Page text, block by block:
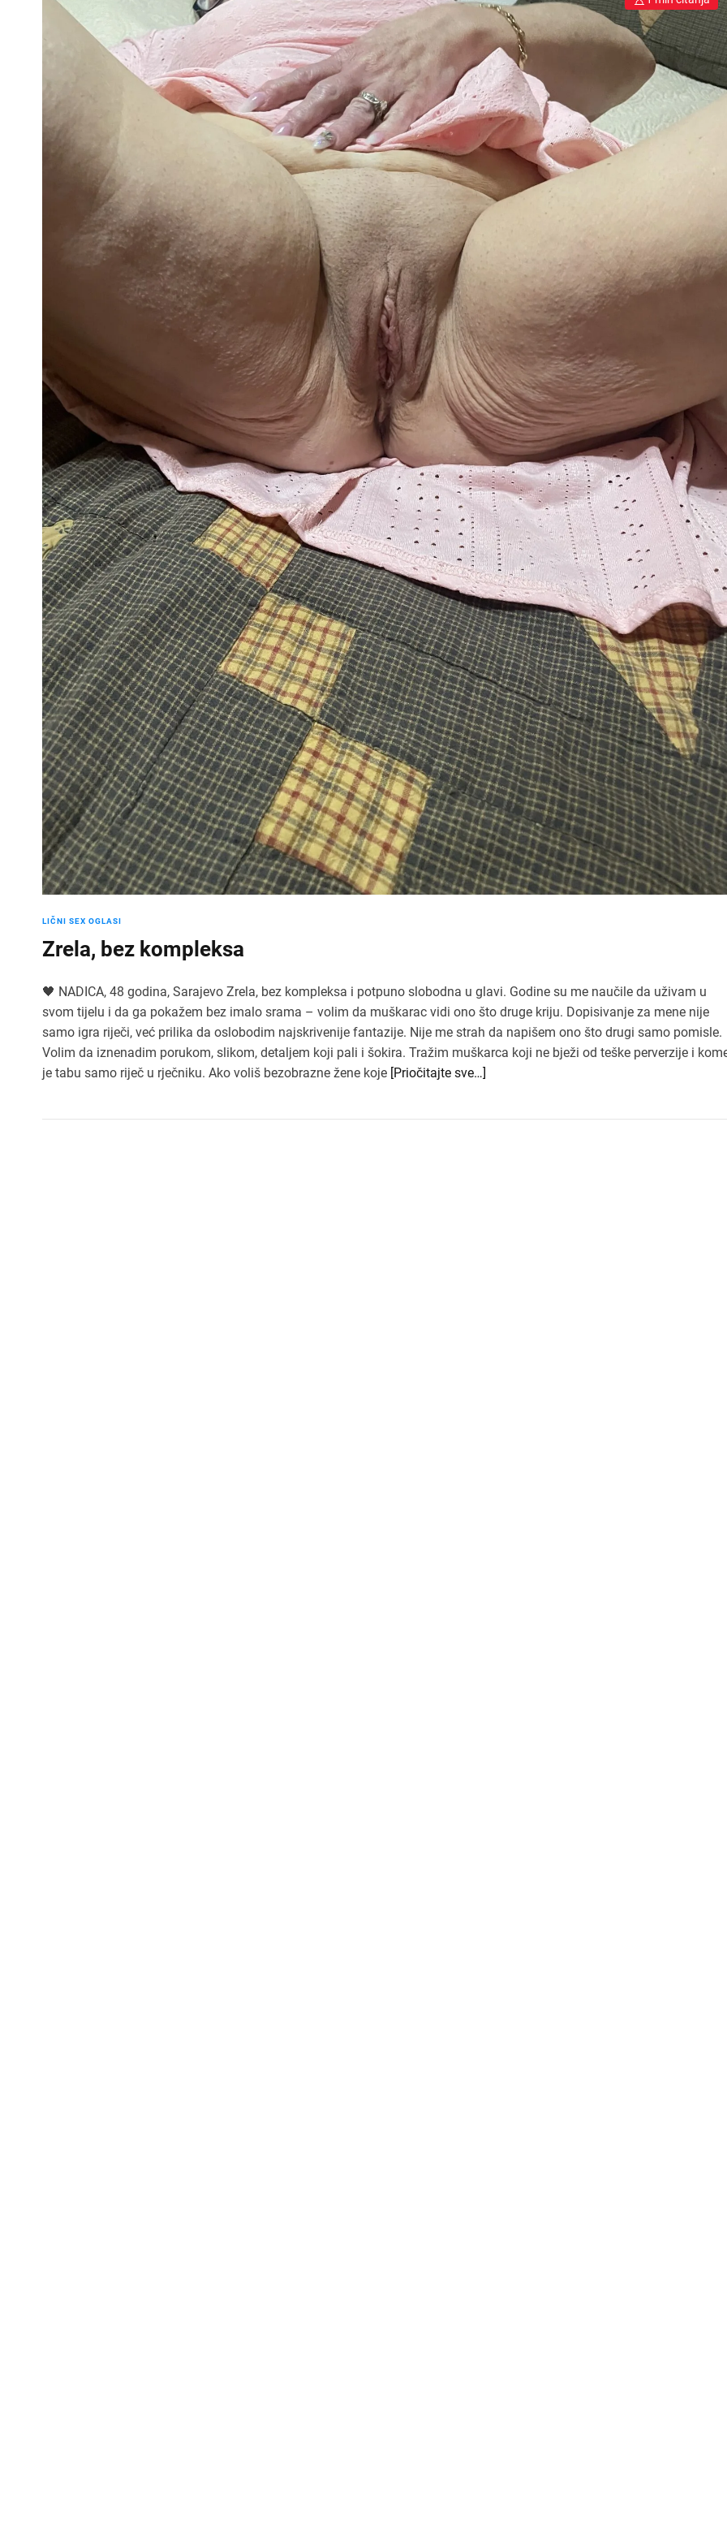
LIČNI SEX OGLASI
Zrela, bez kompleksa
🖤 NADICA, 48 godina, Sarajevo Zrela, bez kompleksa i potpuno slobodna u glavi. Godine su me naučile da uživam u
svom tijelu i da ga pokažem bez imalo srama – volim da muškarac vidi ono što druge kriju. Dopisivanje za mene nije
samo igra riječi, već prilika da oslobodim najskrivenije fantazije. Nije me strah da napišem ono što drugi samo pomisle.
Volim da iznenadim porukom, slikom, detaljem koji pali i šokira. Tražim muškarca koji ne bježi od teške perverzije i
je tabu samo riječ u rječniku. Ako voliš bezobrazne žene koje [Priočitajte sve…]